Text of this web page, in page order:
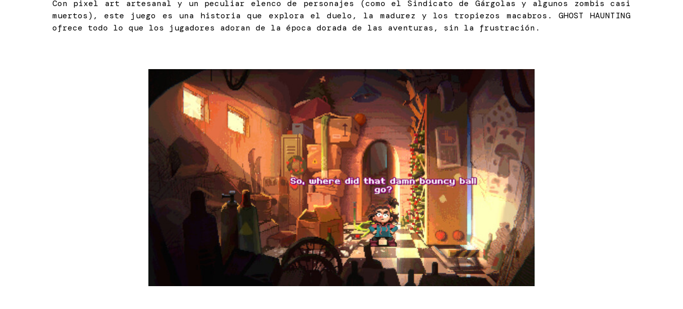
Con pixel art artesanal y un peculiar elenco de personajes (como el Sindicato de Gárgolas y algunos zombis casi
muertos), este juego es una historia que explora el duelo, la madurez y los tropiezos macabros. GHOST HAUNTING
ofrece todo lo que los jugadores adoran de la época dorada de las aventuras, sin la frustración.